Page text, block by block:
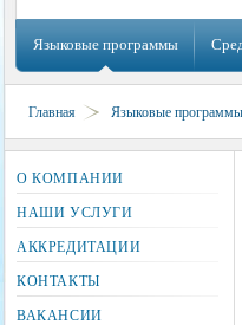
Языковые программы
Главная Языковые программы
О КОМПАНИИ
НАШИ УСЛУГИ
АККРЕДИТАЦИИ
КОНТАКТЫ
ВАКАНСИИ